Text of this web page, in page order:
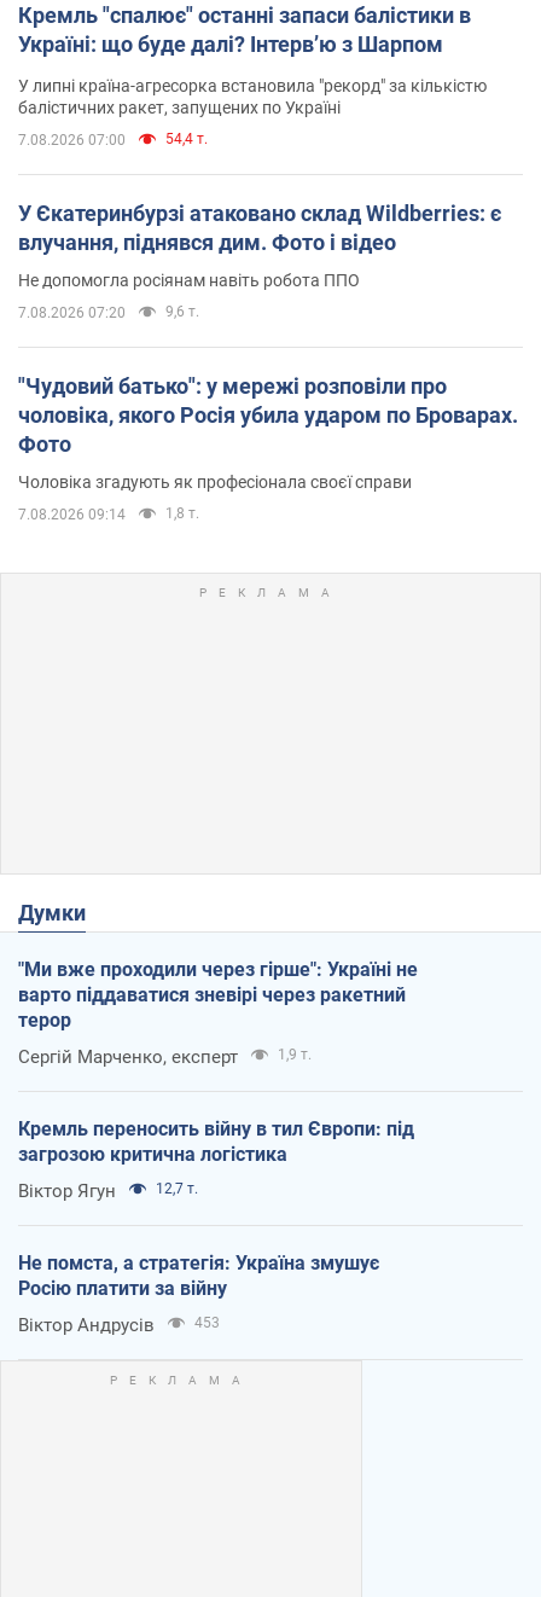
Кремль "спалює" останні запаси балістики в
Україні: що буде далі? Інтерв’ю з Шарпом
У липні країна-агресорка встановила "рекорд" за кількістю
балістичних ракет, запущених по Україні
7.08.2026 07:00 54,4 т.
У Єкатеринбурзі атаковано склад Wildberries: є
влучання, піднявся дим. Фото і відео
Не допомогла росіянам навіть робота ППО
7.08.2026 07:20 9,6 т.
"Чудовий батько": у мережі розповіли про
чоловіка, якого Росія убила ударом по Броварах.
Фото
Чоловіка згадують як професіонала своєї справи
7.08.2026 09:14 1,8 т.
Думки
"Ми вже проходили через гірше": Україні не
варто піддаватися зневірі через ракетний
терор
Сергій Марченко, експерт 1,9 т.
Кремль переносить війну в тил Європи: під
загрозою критична логістика
Віктор Ягун 12,7 т.
Не помста, а стратегія: Україна змушує
Росію платити за війну
Віктор Андрусів 453